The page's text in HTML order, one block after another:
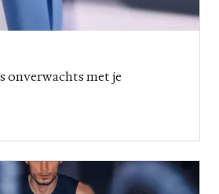
onverwachts met je